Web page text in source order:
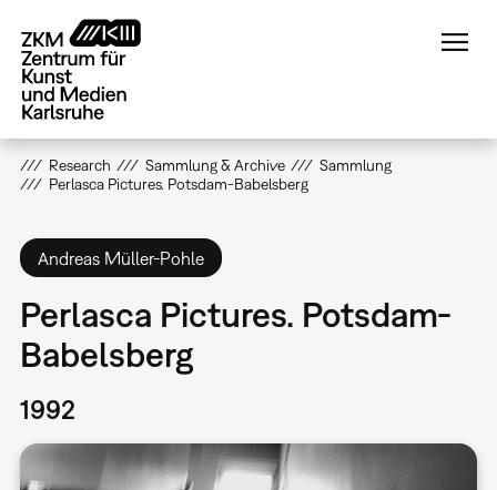
zum
Inhalt
Research Sammlung & Archive
Sammlung
Perlasca Pictures. Potsdam-Babelsberg
Andreas Müller-Pohle
Perlasca Pictures. Potsdam-
Babelsberg
1992